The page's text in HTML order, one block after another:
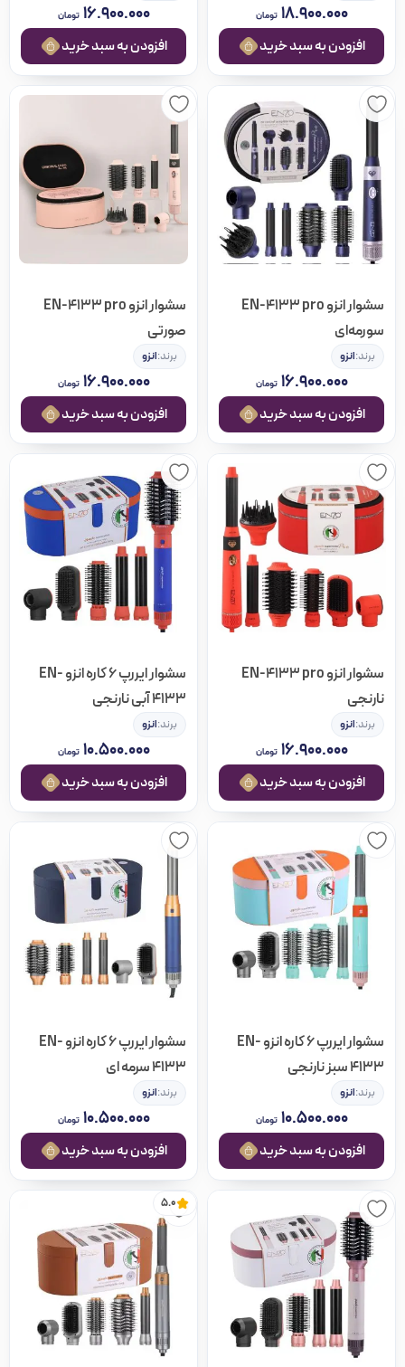
ارزان‌ترین
گران‌ترین
بیشترین تخفیف
۱۸.۹۰۰.۰۰۰ تومان
افزودن به سبد خرید
۱۶.۹۰۰.۰۰۰ تومان
افزودن به سبد خرید
سشوار انزو EN-4133 pro
سورمه‌ای
برند:انزو
۱۶.۹۰۰.۰۰۰ تومان
افزودن به سبد خرید
سشوار انزو EN-4133 pro
صورتی
برند:انزو
۱۶.۹۰۰.۰۰۰ تومان
افزودن به سبد خرید
سشوار انزو EN-4133 pro
نارنجی
برند:انزو
۱۶.۹۰۰.۰۰۰ تومان
افزودن به سبد خرید
سشوار ایررپ 6 کاره انزو EN-
4133 آبی نارنجی
برند:انزو
۱۰.۵۰۰.۰۰۰ تومان
افزودن به سبد خرید
سشوار ایررپ 6 کاره انزو EN-
4133 سبز نارنجی
برند:انزو
۱۰.۵۰۰.۰۰۰ تومان
افزودن به سبد خرید
سشوار ایررپ 6 کاره انزو EN-
4133 سرمه ای
برند:انزو
۱۰.۵۰۰.۰۰۰ تومان
افزودن به سبد خرید
5.0